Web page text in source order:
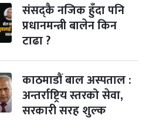
संसद्कै नजिक हुँदा पनि
प्रधानमन्त्री बालेन किन
टाढा ?
काठमाडौं बाल अस्पताल :
अन्तर्राष्ट्रिय स्तरको सेवा,
सरकारी सरह शुल्क